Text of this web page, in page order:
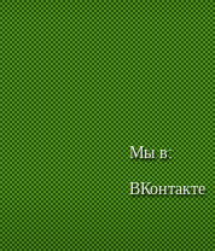
Мы в:
ВКонтакте